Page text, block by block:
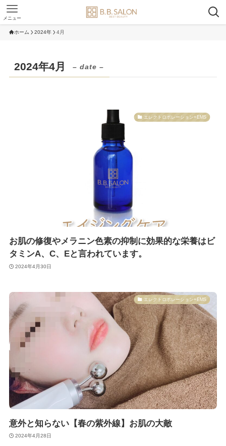
メニュー
ホーム 2024年 4月
2024年4月 – date –
エレクトロポレーション+EMS
お肌の修復やメラニン色素の抑制に効果的な栄養はビ
タミンA、C、Eと言われています。
2024年4月30日
エレクトロポレーション+EMS
意外と知らない【春の紫外線】お肌の大敵
2024年4月28日